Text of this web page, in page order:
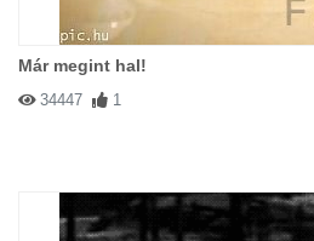
Már megint hal!
34447 1